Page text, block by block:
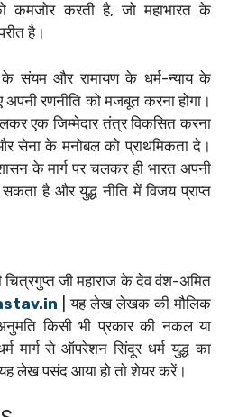
कमजोर करती है, जो महाभारत के
है।
संयम और रामायण के धर्म-न्याय के
अपनी रणनीति को मजबूत करना होगा।
एक जिम्मेदार तंत्र विकसित करना
और सेना के मनोबल को प्राथमिकता दे।
के मार्ग पर चलकर ही भारत अपनी
है और युद्ध नीति में विजय प्राप्त
जी महाराज के देव वंश-अमित
| यह लेख लेखक की मौलिक
अनुमति किसी भी प्रकार की नकल या
मार्ग से ऑपरेशन सिंदूर धर्म युद्ध का
यह लेख पसंद आया हो तो शेयर करें।